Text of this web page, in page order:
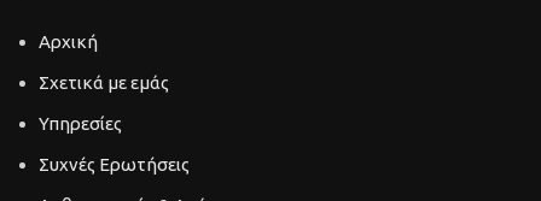
Αρχική
Σχετικά με εμάς
Υπηρεσίες
Συχνές Ερωτήσεις